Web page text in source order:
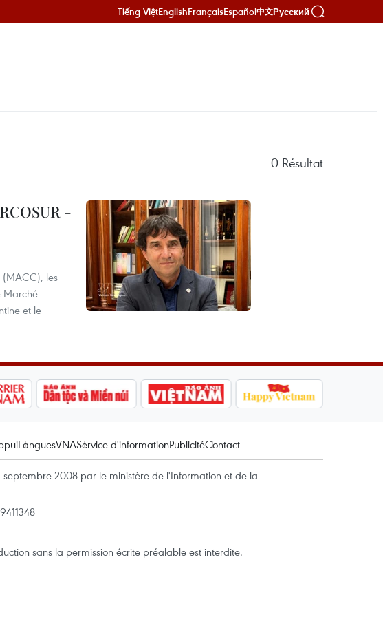
Tiếng ViệtEnglishFrançaisEspañol中文Русский
0 Résultat
-
(MACC), les
Marché
et le
LanguesVNAService d'informationPublicitéContact
septembre 2008 par le ministère de l'Information et de la
sans la permission écrite préalable est interdite.